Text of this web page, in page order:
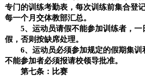
专门的训练考勤表，每次训练前集合登
每一个月交体教部汇总。
5、运动员请假不能参加训练者，一
假，否则按缺席处理。
6、运动员必须参加规定的假期集训
不能参加者必须报请校领导批准。
第七条：比赛